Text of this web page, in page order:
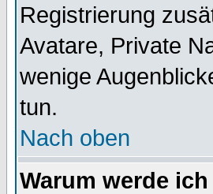
Registrierung
Avatare, Private
wenige
tun.
Nach oben
Warum werde